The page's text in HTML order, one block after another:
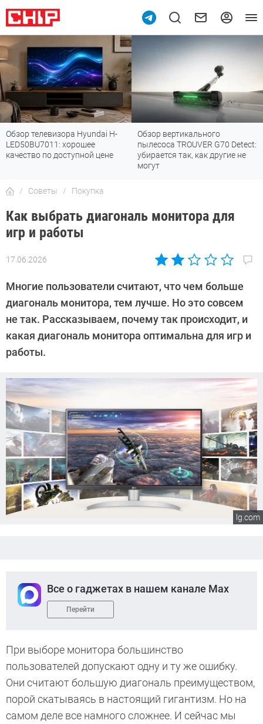
Обзор телевизора Hyundai H-
LED50BU7011: хорошее
качество по доступной цене
Обзор вертикального
пылесоса TROUVER G70 Detect:
убирается так, как другие не
могут
Советы Покупка
Как выбрать диагональ монитора для
игр и работы
17.06.2026
Автор:
Многие пользователи считают, что чем больше
диагональ монитора, тем лучше. Но это совсем
не так. Рассказываем, почему так происходит, и
какая диагональ монитора оптимальна для игр и
работы.
lg.com
Все о гаджетах в нашем канале Max
Перейти
При выборе монитора большинство
пользователей допускают одну и ту же ошибку.
Они считают большую диагональ преимуществом,
порой скатываясь в настоящий гигантизм. Но на
самом деле все намного сложнее. И сейчас мы